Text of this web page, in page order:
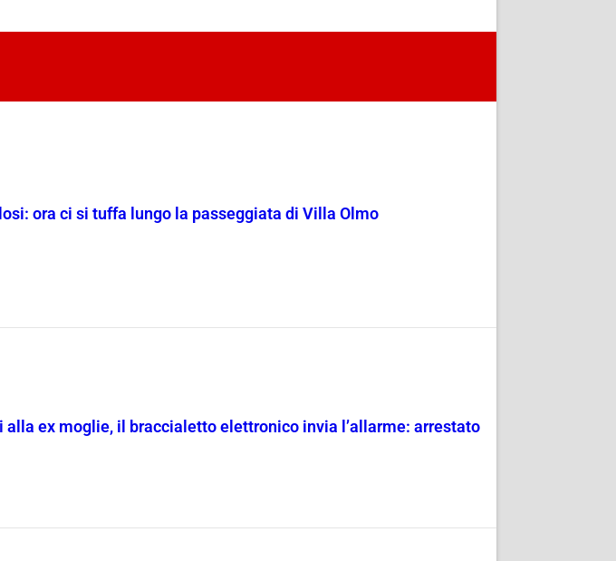
ora ci si tuffa lungo la passeggiata di Villa Olmo
alla ex moglie, il braccialetto elettronico invia l’allarme: arrestato